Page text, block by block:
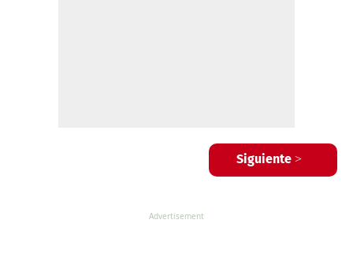
Siguiente >